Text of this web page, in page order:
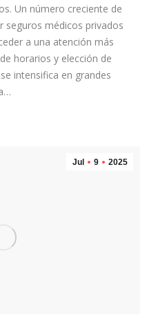
Un número creciente de
seguros médicos privados
a una atención más
horarios y elección de
intensifica en grandes
Jul 9 2025